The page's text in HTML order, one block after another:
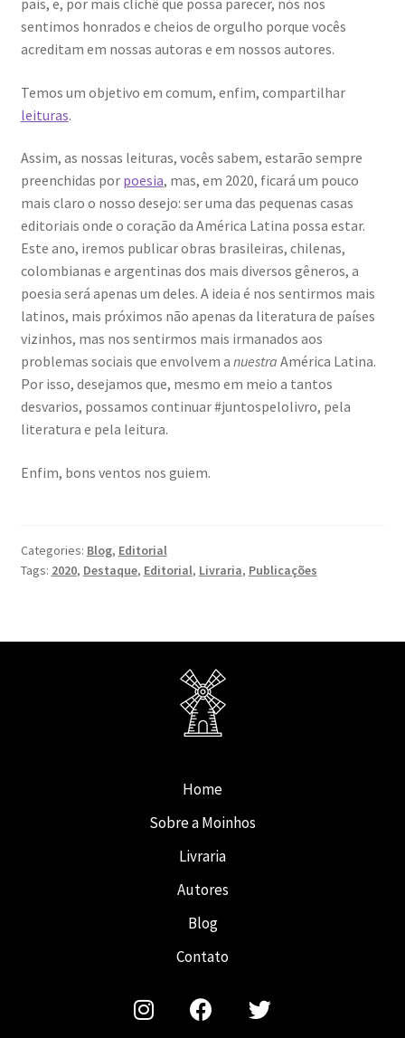
sentimos honrados e cheios de orgulho porque vocês
acreditam em nossas autoras e em nossos autores.
Temos um objetivo em comum, enfim, compartilhar
leituras.
Assim, as nossas leituras, vocês sabem, estarão sempre
preenchidas por poesia, mas, em 2020, ficará um pouco
mais claro o nosso desejo: ser uma das pequenas casas
editoriais onde o coração da América Latina possa estar.
Este ano, iremos publicar obras brasileiras, chilenas,
colombianas e argentinas dos mais diversos gêneros, a
poesia será apenas um deles. A ideia é nos sentirmos mais
latinos, mais próximos não apenas da literatura de países
vizinhos, mas nos sentirmos mais irmanados aos
problemas sociais que envolvem a nuestra América Latina.
Por isso, desejamos que, mesmo em meio a tantos
desvarios, possamos continuar #juntospelolivro, pela
literatura e pela leitura.
Enfim, bons ventos nos guiem.
Categories: Blog, Editorial
Tags: 2020, Destaque, Editorial, Livraria, Publicações
Home
Sobre a Moinhos
Livraria
Autores
Blog
Contato